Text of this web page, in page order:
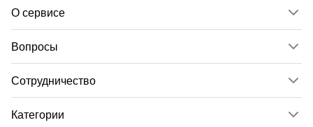
О сервисе
Вопросы
Сотрудничество
Категории